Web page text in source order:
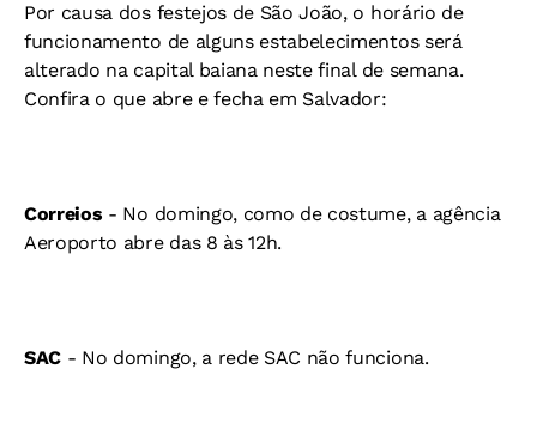
Por causa dos festejos de São João, o horário de
funcionamento de alguns estabelecimentos será
alterado na capital baiana neste final de semana.
Confira o que abre e fecha em Salvador:
Correios - No domingo, como de costume, a agência
Aeroporto abre das 8 às 12h.
SAC - No domingo, a rede SAC não funciona.